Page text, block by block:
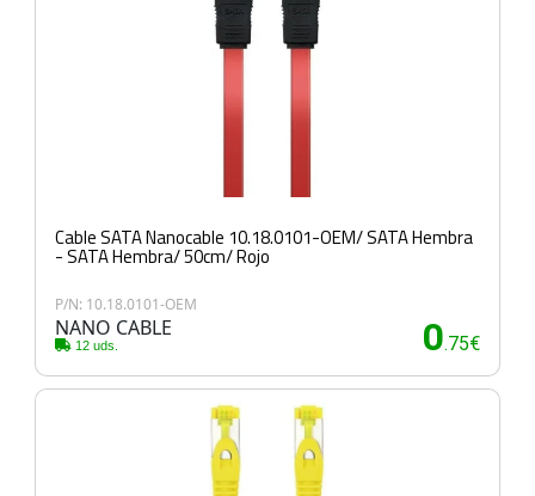
Cable SATA Nanocable 10.18.0101-OEM/ SATA Hembra
- SATA Hembra/ 50cm/ Rojo
P/N: 10.18.0101-OEM
NANO CABLE
12 uds. 0.75€